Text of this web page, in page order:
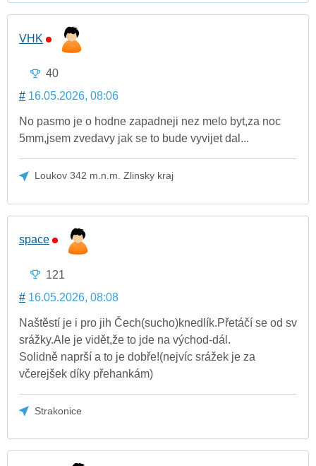
VHK
40
# 16.05.2026, 08:06
No pasmo je o hodne zapadneji nez melo byt,za noc
5mm,jsem zvedavy jak se to bude vyvijet dal...
Loukov 342 m.n.m. Zlinsky kraj
space
121
# 16.05.2026, 08:08
Naštěstí je i pro jih Čech(sucho)knedlík.Přetáčí se od sv
srážky.Ale je vidět,že to jde na východ-dál.
Solidně naprší a to je dobře!(nejvíc srážek je za
včerejšek díky přehankám)
Strakonice